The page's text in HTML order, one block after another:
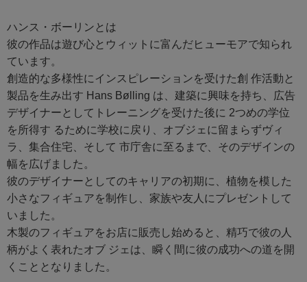
ハンス・ボーリンとは
彼の作品は遊び心とウィットに富んだヒューモアで知られ
ています。
創造的な多様性にインスピレーションを受けた創 作活動と
製品を生み出す Hans Bølling は、建築に興味を持ち、広告
デザイナーとしてトレーニングを受けた後に 2つめの学位
を所得す るために学校に戻り、オブジェに留まらずヴィ
ラ、集合住宅、そして 市庁舎に至るまで、そのデザインの
幅を広げました。
彼のデザイナーとしてのキャリアの初期に、植物を模した
小さなフィギュアを制作し、家族や友人にプレゼントして
いました。
木製のフィギュアをお店に販売し始めると、精巧で彼の人
柄がよく表れたオブ ジェは、瞬く間に彼の成功への道を開
くこととなりました。